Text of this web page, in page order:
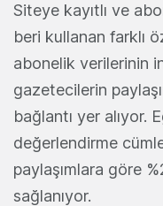
Siteye kayıtlı ve
beri kullanan farklı
abonelik verilerinin
gazetecilerin
bağlantı yer alıyor.
değerlendirme
paylaşımlara göre
sağlanıyor.